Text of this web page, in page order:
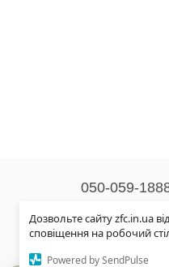
Дозвольте сайту zfc.in.ua
сповіщення на робочий
Powered by SendPulse
050-059-